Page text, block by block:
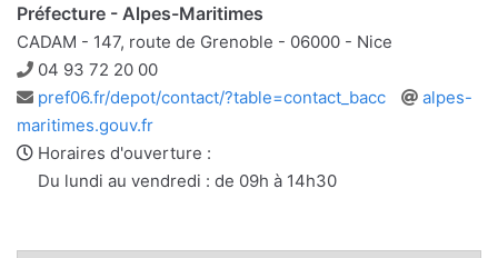
Préfecture - Alpes-Maritimes
CADAM - 147, route de Grenoble - 06000 - Nice
Téléphone
04 93 72 20 00
Adresse
e-
mail
pref06.fr/depot/contact/?table=contact_bacc
Site
alpes-
maritimes.gouv.fr
Horaires d'ouverture :
Du lundi au vendredi : de 09h à 14h30